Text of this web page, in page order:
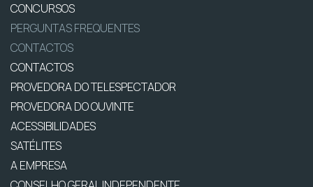
CONCURSOS
PERGUNTAS FREQUENTES
CONTACTOS
CONTACTOS
PROVEDORA DO TELESPECTADOR
PROVEDORA DO OUVINTE
ACESSIBILIDADES
SATÉLITES
A EMPRESA